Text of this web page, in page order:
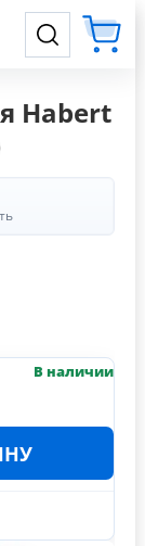
Habert
В наличии